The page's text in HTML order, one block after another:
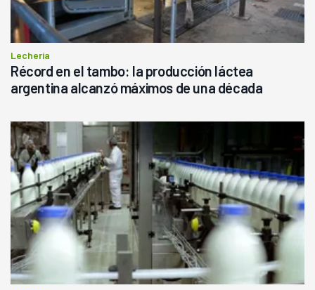
Lechería
Récord en el tambo: la producción láctea
argentina alcanzó máximos de una década